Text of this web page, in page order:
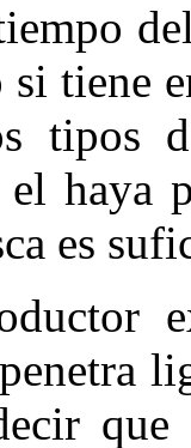
si tiene
tipos
el haya
es
que